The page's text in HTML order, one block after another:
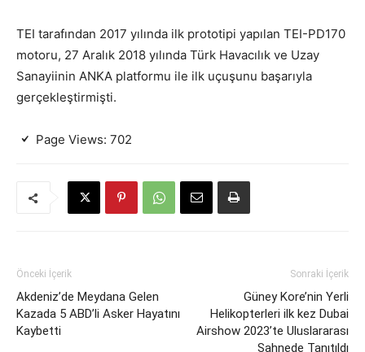
TEI tarafından 2017 yılında ilk prototipi yapılan TEI-PD170
motoru, 27 Aralık 2018 yılında Türk Havacılık ve Uzay
Sanayiinin ANKA platformu ile ilk uçuşunu başarıyla
gerçekleştirmişti.
Page Views: 702
Önceki İçerik
Akdeniz’de Meydana Gelen
Kazada 5 ABD’li Asker Hayatını
Kaybetti
Sonraki İçerik
Güney Kore’nin Yerli
Helikopterleri ilk kez Dubai
Airshow 2023’te Uluslararası
Sahnede Tanıtıldı